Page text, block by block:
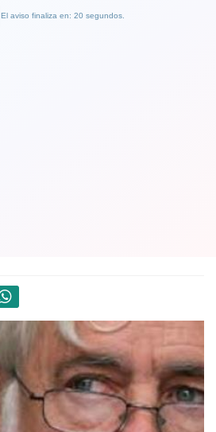
El aviso finaliza en: 19 segundos.